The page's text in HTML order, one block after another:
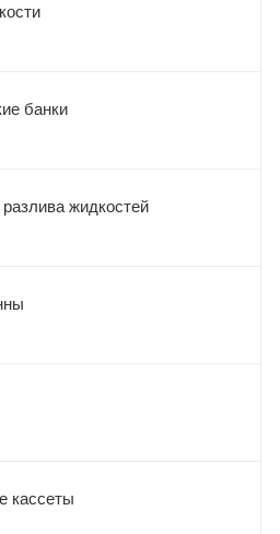
банки
жидкостей
кассеты